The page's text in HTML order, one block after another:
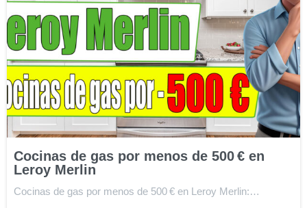
Cocinas de gas por menos de 500 € en
Leroy Merlin
Cocinas de gas por menos de 500 € en Leroy Merlin:…